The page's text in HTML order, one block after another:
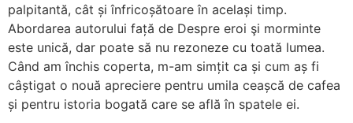
palpitantă, cât și înfricoșătoare în același timp.
Abordarea autorului față de Despre eroi şi morminte
este unică, dar poate să nu rezoneze cu toată lumea.
Când am închis coperta, m-am simțit ca și cum aș fi
câștigat o nouă apreciere pentru umila ceașcă de cafea
și pentru istoria bogată care se află în spatele ei.